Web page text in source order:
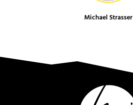
Michael Strasser